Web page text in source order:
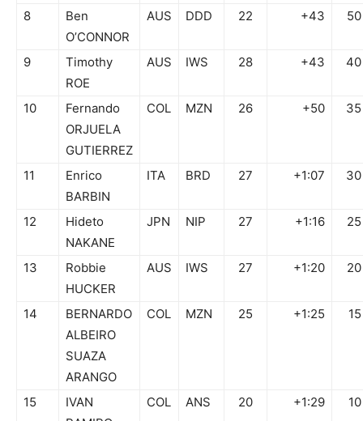
8
Ben
O’CONNOR
AUS DDD 22 +43 50
9
Timothy
ROE
AUS IWS 28 +43 40
10
Fernando
ORJUELA
GUTIERREZ
COL MZN 26 +50 35
11
Enrico
BARBIN
ITA BRD 27 +1:07 30
12
Hideto
NAKANE
JPN NIP 27 +1:16 25
13
Robbie
HUCKER
AUS IWS 27 +1:20 20
14
BERNARDO
ALBEIRO
SUAZA
ARANGO
COL MZN 25 +1:25 15
15
IVAN
COL ANS 20 +1:29 10